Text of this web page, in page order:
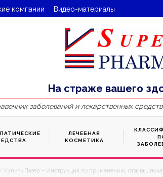
компании Видео-материалы
На страже вашего
заболеваний и лекарственных
ЛЕЧЕБНАЯ
КОСМЕТИКА
/ Купить Пазер – Инструкция по применению, отзывы,